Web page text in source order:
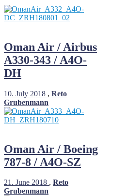
Oman Air / Airbus
A330-343 / A4O-
DH
10. July 2018 , Reto
Grubenmann
Oman Air / Boeing
787-8 / A4O-SZ
21. June 2018 , Reto
Grubenmann